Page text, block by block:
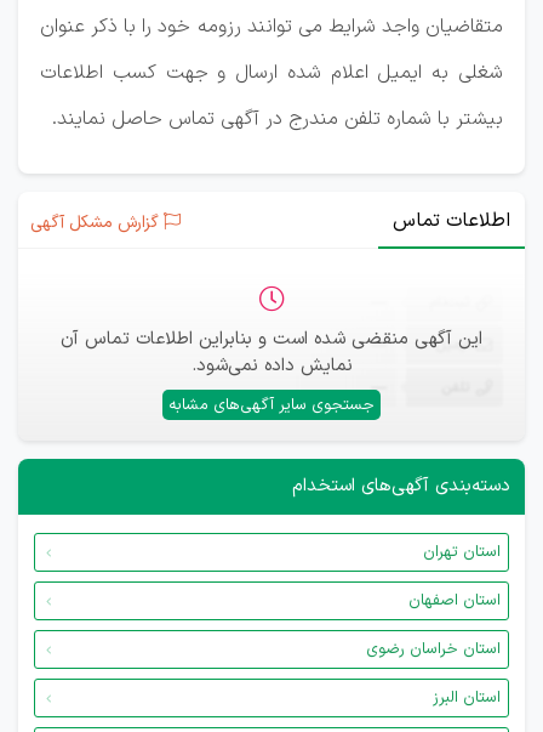
متقاضیان واجد شرایط می توانند رزومه خود را با ذکر عنوان
شغلی به ایمیل اعلام شده ارسال و جهت کسب اطلاعات
بیشتر با شماره تلفن مندرج در آگهی تماس حاصل نمایند.
اطلاعات تماس گزارش مشکل آگهی
این آگهی منقضی شده است و بنابراین اطلاعات تماس آن
نمایش داده نمی‌شود.
جستجوی سایر آگهی‌های مشابه
ایمیل —
—
دسته‌بندی آگهی‌های استخدام
استان تهران
استان اصفهان
استان خراسان رضوی
استان البرز